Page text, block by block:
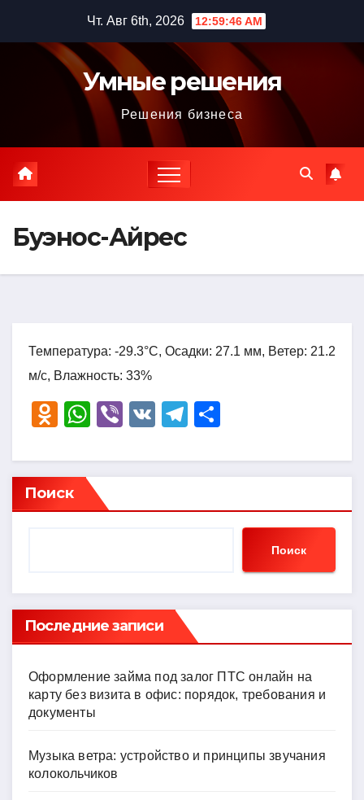
содержимому
Чт. Авг 6th, 2026 12:59:47 AM
Умные решения
Решения бизнеса
Буэнос-Айрес
Температура: -29.3°C, Осадки: 27.1 мм, Ветер: 21.2
м/с, Влажность: 33%
O
n
o
kl
ni
ki
W
at
s
A
Vi
er
V
T
e
a
р
в
ть
Поиск
Поиск
Последние записи
Оформление займа под залог ПТС онлайн на
карту без визита в офис: порядок, требования и
документы
Музыка ветра: устройство и принципы звучания
колокольчиков